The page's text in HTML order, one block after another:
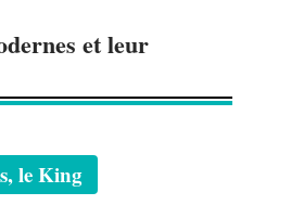
et leur
le King